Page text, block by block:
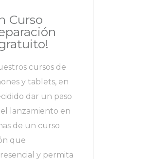
Curso
cursos de
y tablets, en
dar un paso
lanzamiento en
de un curso
que
y permita